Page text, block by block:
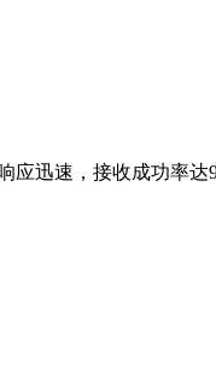
应迅速，接收成功率